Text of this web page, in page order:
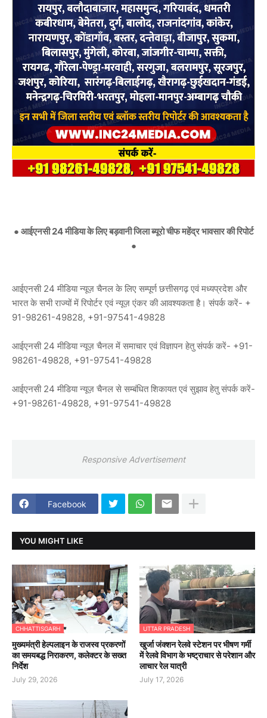
● आईएनसी 24 मीडिया के लिए बड़वानी जिला ब्यूरो चीफ महेंद्र भावसार की रिपोर्ट
●
आईएनसी 24 मीडिया न्यूज़ चैनल के लिए सम्पूर्ण छत्तीसगढ़ एवं मध्यप्रदेश और
भारत के सभी राज्यों में रिपोर्टर एवं न्यूज़ एंकर की आवश्यकता है। संपर्क करें- +
91-98261-49828, +91-97541-49828
आईएनसी 24 मीडिया न्यूज़ चैनल में समाचार एवं विज्ञापन हेतु संपर्क करें- +91-
98261-49828, +91-97541-49828
आईएनसी 24 मीडिया न्यूज़ चैनल से सम्बंधित शिकायत एवं सुझाव हेतु संपर्क करें-
+91-98261-49828, +91-97541-49828
Responsive Advertisement
Facebook
YOU MIGHT LIKE
CHHATTISGARH
मुख्यमंत्री हेल्पलाइन के राजस्व प्रकरणों
का समयबद्ध निराकरण, कलेक्टर के सख्त
निर्देश
July 29, 2026
UTTAR PRADESH
खुर्जा जंक्शन रेलवे स्टेशन पर भीषण गर्मी
में रेलवे विभाग के भष्ट्राचार से परेशान और
लाचार रेल यात्री
July 17, 2026